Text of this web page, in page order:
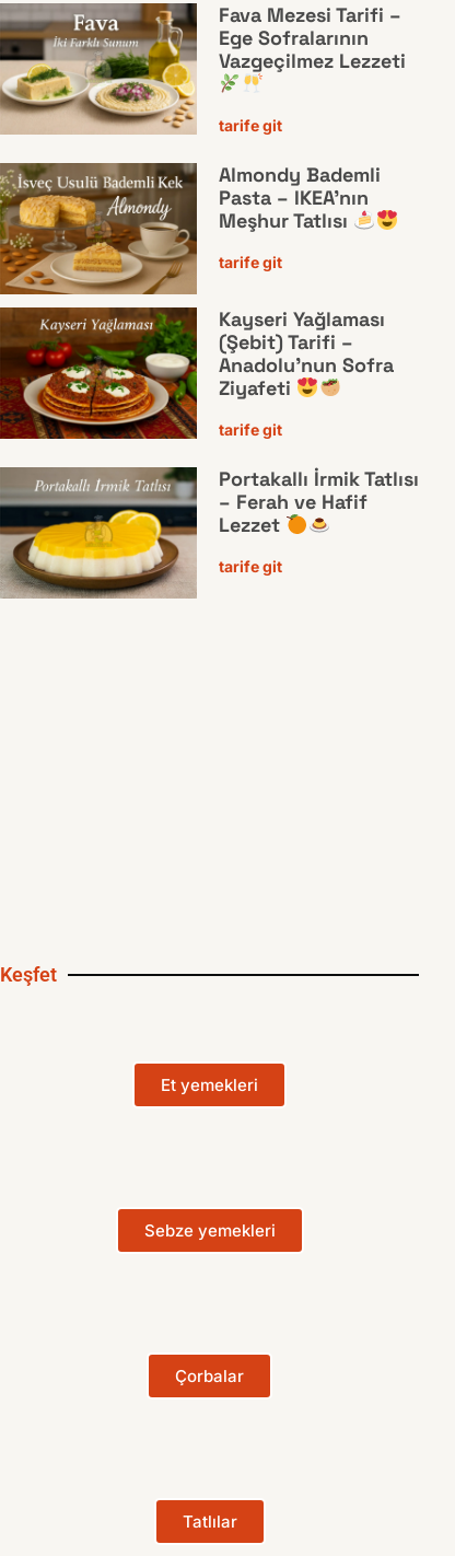
Fava Mezesi Tarifi –
Ege Sofralarının
Vazgeçilmez Lezzeti
tarife git
Almondy Bademli
Pasta – IKEA’nın
Meşhur Tatlısı
tarife git
Kayseri Yağlaması
(Şebit) Tarifi –
Anadolu’nun Sofra
Ziyafeti
tarife git
Portakallı İrmik Tatlısı
– Ferah ve Hafif
Lezzet
tarife git
Keşfet
Et yemekleri
Sebze yemekleri
Çorbalar
Tatlılar